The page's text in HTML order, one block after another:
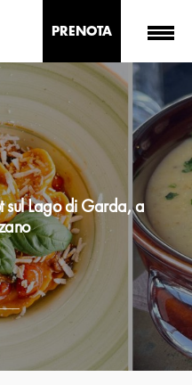
PRENOTA
sul Lago di Garda, a